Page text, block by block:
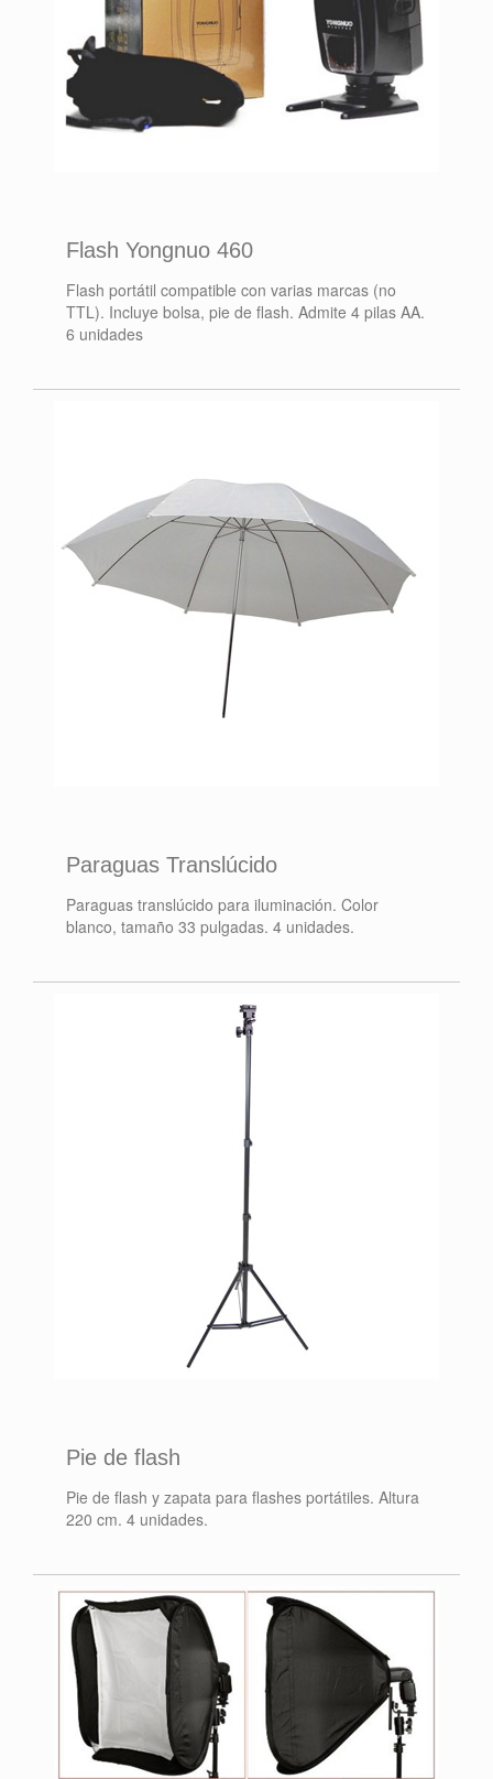
Flash Yongnuo 460
Flash portátil compatible con varias marcas (no
TTL). Incluye bolsa, pie de flash. Admite 4 pilas AA.
6 unidades
Paraguas Translúcido
Paraguas translúcido para iluminación. Color
blanco, tamaño 33 pulgadas. 4 unidades.
Pie de flash
Pie de flash y zapata para flashes portátiles. Altura
220 cm. 4 unidades.